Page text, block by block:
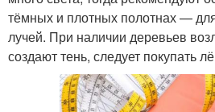
тёмных и плотных полотнах —
лучей. При наличии деревьев
создают тень, следует покупать